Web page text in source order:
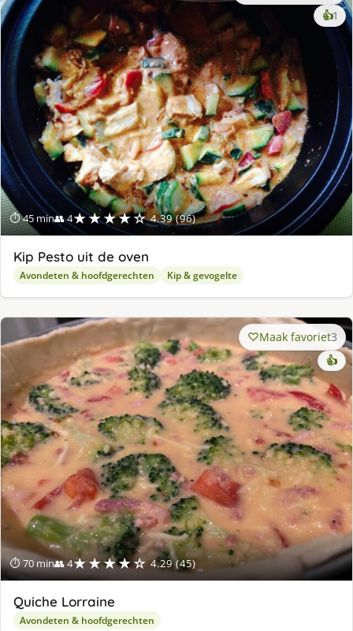
⏱ 45 min👥 4★★★★☆ 4.39 (96)
👍1
Kip Pesto uit de oven
Avondeten & hoofdgerechten Kip & gevogelte
⏱ 70 min👥 4★★★★☆ 4.29 (45)
Maak favoriet3
👍
Quiche Lorraine
Avondeten & hoofdgerechten